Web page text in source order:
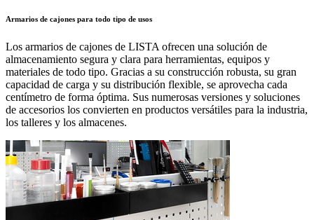
Armarios de cajones para todo tipo de usos
Los armarios de cajones de LISTA ofrecen una solución de
almacenamiento segura y clara para herramientas, equipos y
materiales de todo tipo. Gracias a su construcción robusta, su gran
capacidad de carga y su distribución flexible, se aprovecha cada
centímetro de forma óptima. Sus numerosas versiones y soluciones
de accesorios los convierten en productos versátiles para la industria,
los talleres y los almacenes.